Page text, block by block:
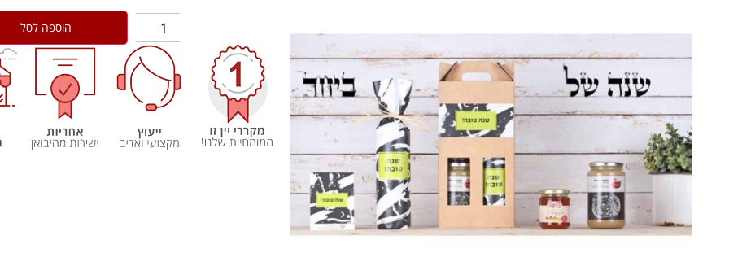
הוספה לסל